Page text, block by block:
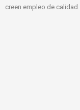
creen empleo de calidad.